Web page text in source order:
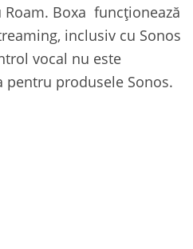
Boxa funcționează
inclusiv cu Sonos
vocal nu este
produsele Sonos.